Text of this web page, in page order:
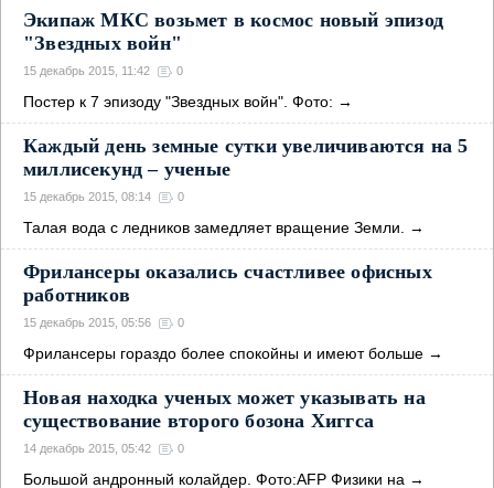
Экипаж МКС возьмет в космос новый эпизод
"Звездных войн"
15 декабрь 2015, 11:42 0
Постер к 7 эпизоду "Звездных войн". Фото: →
Каждый день земные сутки увеличиваются на 5
миллисекунд – ученые
15 декабрь 2015, 08:14 0
Талая вода с ледников замедляет вращение Земли. →
Фрилансеры оказались счастливее офисных
работников
15 декабрь 2015, 05:56 0
Фрилансеры гораздо более спокойны и имеют больше →
Новая находка ученых может указывать на
существование второго бозона Хиггса
14 декабрь 2015, 05:42 0
Большой андронный колайдер. Фото:AFP Физики на →